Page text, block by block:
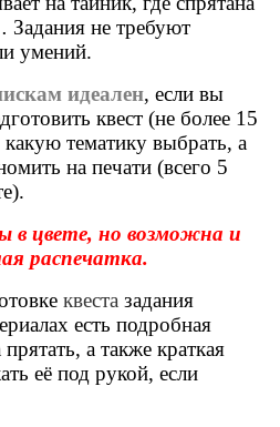
не требуют
умений.
идеален, если вы
квест (не более 15
какую тематику выбрать, а
на печати (всего 5
в цвете, но возможна и
распечатка.
квеста задания
есть подробная
а также краткая
её под рукой, если